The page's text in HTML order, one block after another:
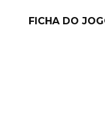
FICHA DO